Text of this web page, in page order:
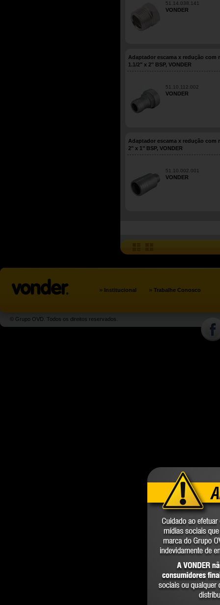
51.14.038.141
VONDER
Adaptador escama x redução com
1.1/2" x 2" BSP, VONDER
51.10.112.002
VONDER
Adaptador escama x redução com
2" x 1" BSP, VONDER
51.10.002.001
VONDER
» Institucional » Trabalhe Conosco
© Grupo OVD. Todos os direitos reservados.